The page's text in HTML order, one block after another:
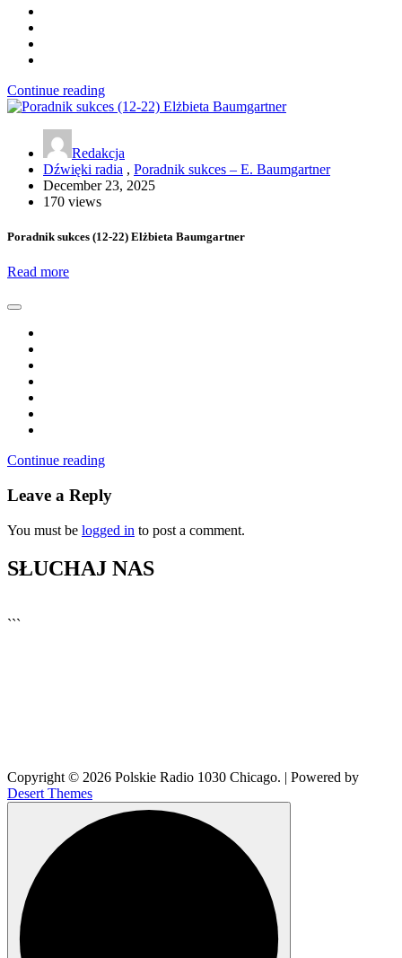
Continue reading
Redakcja
Dźwięki radia , Poradnik sukces – E. Baumgartner
December 23, 2025
170 views
Poradnik sukces (12-22) Elżbieta Baumgartner
Read more
Continue reading
Leave a Reply
You must be logged in to post a comment.
SŁUCHAJ NAS
```
Copyright © 2026 Polskie Radio 1030 Chicago. | Powered by
Desert Themes